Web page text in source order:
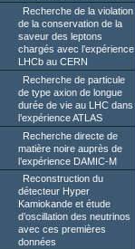
Recherche de la violation
de la conservation de la
saveur des leptons
chargés avec l’expérience
LHCb au CERN
Recherche de particule
de type axion de longue
durée de vie au LHC dans
l’expérience ATLAS
Recherche directe de
matière noire auprès de
l’expérience DAMIC-M
Reconstruction du
détecteur Hyper
Kamiokande et étude
d’oscillation des neutrinos
avec ces premières
données